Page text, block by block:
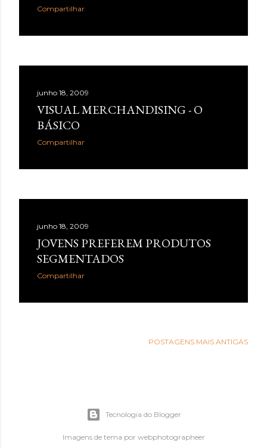
Compartilhar
junho 18, 2009
VISUAL MERCHANDISING - O
BÁSICO
Compartilhar
junho 18, 2009
JOVENS PREFEREM PRODUTOS
SEGMENTADOS
Compartilhar
POSTAGENS MAIS ANTIGAS
Tecnologia do Blogger
Imagens de tema por webphotographeer